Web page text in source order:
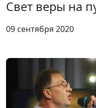
Свет веры на
09 сентября 2020
О Боже, как Тебя
Гефсимания
Необыкновенная
Магдалина,
подожди